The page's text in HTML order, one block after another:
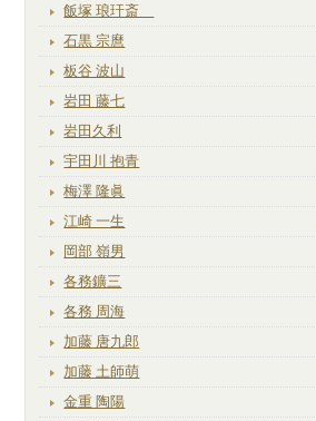
飯塚 琅玕斎
石黒 宗麿
板谷 波山
岩田 藤七
岩田久利
宇田川 抱青
梅澤 隆眞
江崎 一生
岡部 嶺男
各務鑛三
各務 周海
加藤 唐九郎
加藤 土師萌
金重 陶陽